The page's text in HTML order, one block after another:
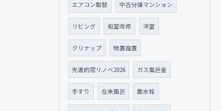
エアコン取替 中古分譲マンション
リビング 和室改修 洋室
クリナップ 物置設置
先進的窓リノベ2026 ガス風呂釜
手すり 在来風呂 散水栓